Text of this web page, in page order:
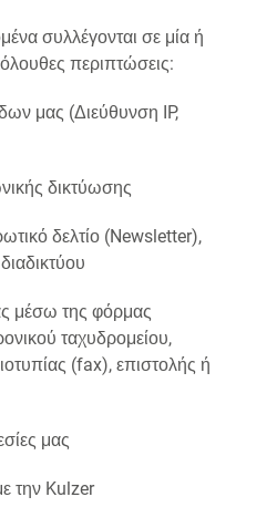
συλλέγονται σε μία ή
περιπτώσεις:
μας (Διεύθυνση IP,
δικτύωσης
δελτίο (Newsletter),
μέσω της φόρμας
ταχυδρομείου,
(fax), επιστολής ή
μας
την Kulzer